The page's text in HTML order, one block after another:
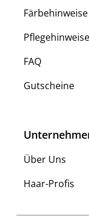
Färbehinweise
Pflegehinweise
FAQ
Gutscheine
Über Uns
Haar-Profis